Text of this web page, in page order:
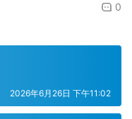
0
2026年6月26日 下午11:02